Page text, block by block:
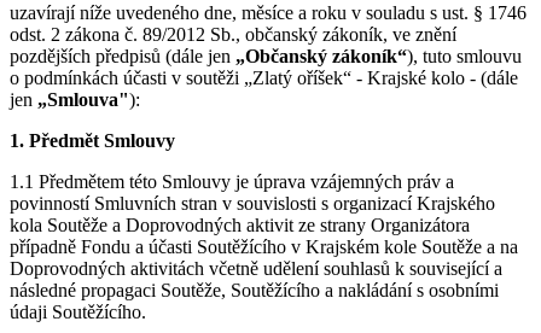
uzavírají níže uvedeného dne, měsíce a roku v souladu s ust. § 1746
odst. 2 zákona č. 89/2012 Sb., občanský zákoník, ve znění
pozdějších předpisů (dále jen „Občanský zákoník“), tuto smlouvu
o podmínkách účasti v soutěži „Zlatý oříšek“ - Krajské kolo - (dále
jen „Smlouva"):
1. Předmět Smlouvy
1.1 Předmětem této Smlouvy je úprava vzájemných práv a
povinností Smluvních stran v souvislosti s organizací Krajského
kola Soutěže a Doprovodných aktivit ze strany Organizátora
případně Fondu a účasti Soutěžícího v Krajském kole Soutěže a na
Doprovodných aktivitách včetně udělení souhlasů k související a
následné propagaci Soutěže, Soutěžícího a nakládání s osobními
údaji Soutěžícího.